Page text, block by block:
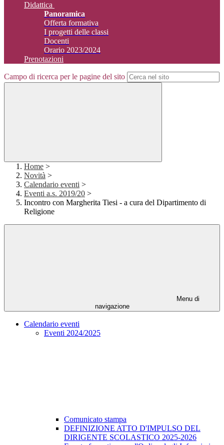
Didattica
Panoramica
Offerta formativa
I progetti delle classi
Docenti
Orario 2023/2024
Prenotazioni
Campo di ricerca per le pagine del sito
Home >
Novità >
Calendario eventi >
Eventi a.s. 2019/20 >
Incontro con Margherita Tiesi - a cura del Dipartimento di
Religione
Menu di
navigazione
Calendario eventi
Eventi 2024/2025
Comunicato stampa
DEFINIZIONE ATTO D'IMPULSO DEL
DIRIGENTE SCOLASTICO 2025-2026